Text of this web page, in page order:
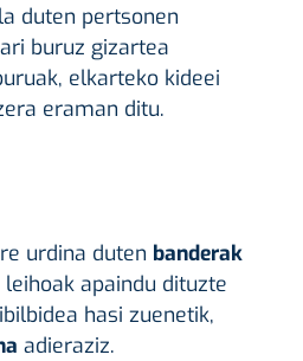
duten pertsonen
buruz gizartea
elkarteko kideei
eraman ditu.
urdina duten banderak
apaindu dituzte
hasi zuenetik,
adieraziz.